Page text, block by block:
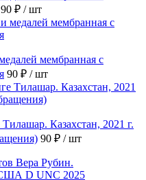
90 ₽ / шт
мембранная с
90 ₽ / шт
Казахстан, 2021 г.
90 ₽ / шт